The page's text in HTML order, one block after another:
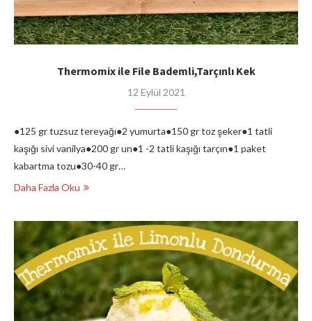
Thermomix ile File Bademli,Tarçınlı Kek
12 Eylül 2021
●125 gr tuzsuz tereyağı●2 yumurta●150 gr toz şeker●1 tatli
kaşığı sivi vanilya●200 gr un●1 -2 tatli kaşığı tarçın●1 paket
kabartma tozu●30-40 gr…
Daha Fazla Oku